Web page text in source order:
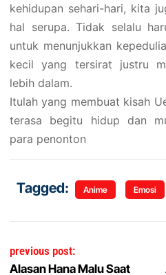
kehidupan sehari-hari, kita
hal serupa. Tidak selalu
untuk menunjukkan
kecil yang tersirat justru
lebih dalam.
Itulah yang membuat kisah
terasa begitu hidup dan
para penonton
Tagged: Anime Emosi
Navigasi pos
previous post:
Alasan Hana Malu Saat